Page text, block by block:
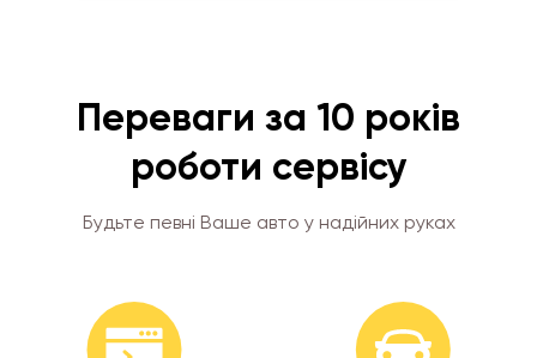
Переваги за 10 років
роботи сервісу
Будьте певні Ваше авто у надійних руках